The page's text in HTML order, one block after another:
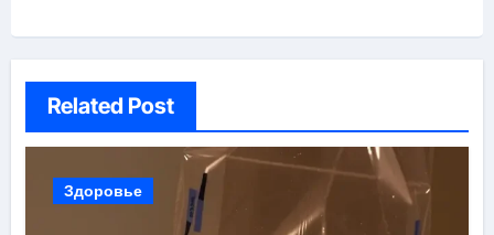
Related Post
Здоровье